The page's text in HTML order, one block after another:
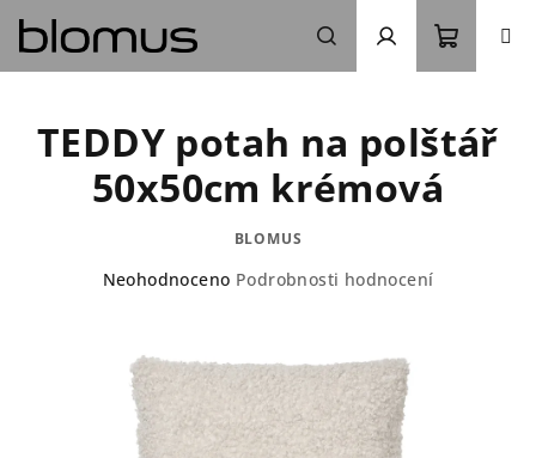
obsah
Hledat Přihlášení
košík
TEDDY potah na polštář
50x50cm krémová
BLOMUS
Průměrné
hvězdiček.
Neohodnoceno Podrobnosti hodnocení